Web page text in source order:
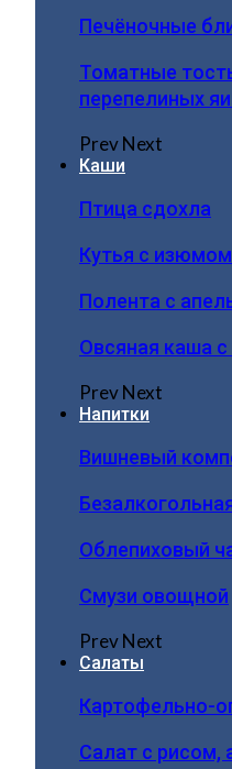
Печёночные
Томатные
перепелиных
PrevNext
Каши
Птица сдохла
Кутья с изюмом
Полента с
Овсяная каша
PrevNext
Напитки
Вишневый
Облепиховый
Смузи овощной
PrevNext
Салаты
Картофельно-
Салат с рисом,